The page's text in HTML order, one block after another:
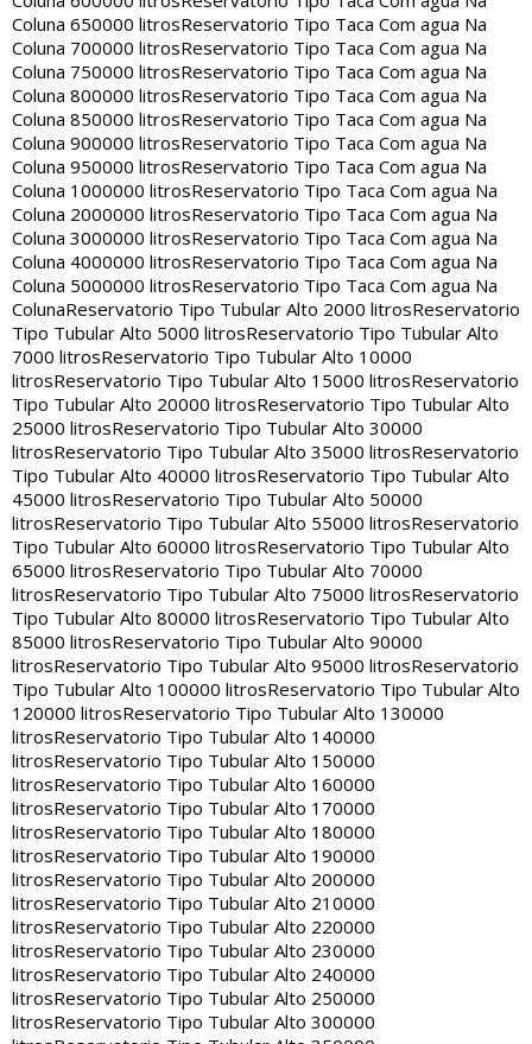
Coluna 650000 litrosReservatorio Tipo Taca Com agua Na
Coluna 700000 litrosReservatorio Tipo Taca Com agua Na
Coluna 750000 litrosReservatorio Tipo Taca Com agua Na
Coluna 800000 litrosReservatorio Tipo Taca Com agua Na
Coluna 850000 litrosReservatorio Tipo Taca Com agua Na
Coluna 900000 litrosReservatorio Tipo Taca Com agua Na
Coluna 950000 litrosReservatorio Tipo Taca Com agua Na
Coluna 1000000 litrosReservatorio Tipo Taca Com agua Na
Coluna 2000000 litrosReservatorio Tipo Taca Com agua Na
Coluna 3000000 litrosReservatorio Tipo Taca Com agua Na
Coluna 4000000 litrosReservatorio Tipo Taca Com agua Na
Coluna 5000000 litrosReservatorio Tipo Taca Com agua Na
ColunaReservatorio Tipo Tubular Alto 2000 litrosReservatorio
Tipo Tubular Alto 5000 litrosReservatorio Tipo Tubular Alto
7000 litrosReservatorio Tipo Tubular Alto 10000
litrosReservatorio Tipo Tubular Alto 15000 litrosReservatorio
Tipo Tubular Alto 20000 litrosReservatorio Tipo Tubular Alto
25000 litrosReservatorio Tipo Tubular Alto 30000
litrosReservatorio Tipo Tubular Alto 35000 litrosReservatorio
Tipo Tubular Alto 40000 litrosReservatorio Tipo Tubular Alto
45000 litrosReservatorio Tipo Tubular Alto 50000
litrosReservatorio Tipo Tubular Alto 55000 litrosReservatorio
Tipo Tubular Alto 60000 litrosReservatorio Tipo Tubular Alto
65000 litrosReservatorio Tipo Tubular Alto 70000
litrosReservatorio Tipo Tubular Alto 75000 litrosReservatorio
Tipo Tubular Alto 80000 litrosReservatorio Tipo Tubular Alto
85000 litrosReservatorio Tipo Tubular Alto 90000
litrosReservatorio Tipo Tubular Alto 95000 litrosReservatorio
Tipo Tubular Alto 100000 litrosReservatorio Tipo Tubular Alto
120000 litrosReservatorio Tipo Tubular Alto 130000
litrosReservatorio Tipo Tubular Alto 140000
litrosReservatorio Tipo Tubular Alto 150000
litrosReservatorio Tipo Tubular Alto 160000
litrosReservatorio Tipo Tubular Alto 170000
litrosReservatorio Tipo Tubular Alto 180000
litrosReservatorio Tipo Tubular Alto 190000
litrosReservatorio Tipo Tubular Alto 200000
litrosReservatorio Tipo Tubular Alto 210000
litrosReservatorio Tipo Tubular Alto 220000
litrosReservatorio Tipo Tubular Alto 230000
litrosReservatorio Tipo Tubular Alto 240000
litrosReservatorio Tipo Tubular Alto 250000
litrosReservatorio Tipo Tubular Alto 300000